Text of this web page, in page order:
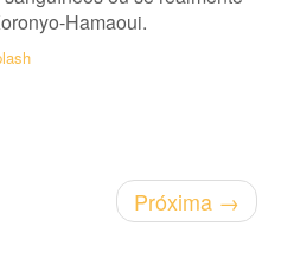
Hamaoui.
Próxima →